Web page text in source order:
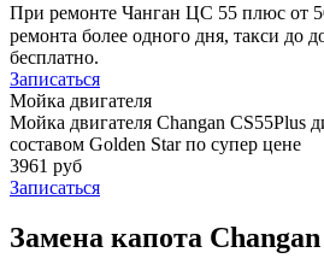
При ремонте Чанган ЦС 55 плюс от
ремонта более одного дня, такси до
бесплатно.
Записаться
Мойка двигателя
Мойка двигателя Changan CS55Plus
составом Golden Star по супер цене
3961 руб
Записаться
Замена капота